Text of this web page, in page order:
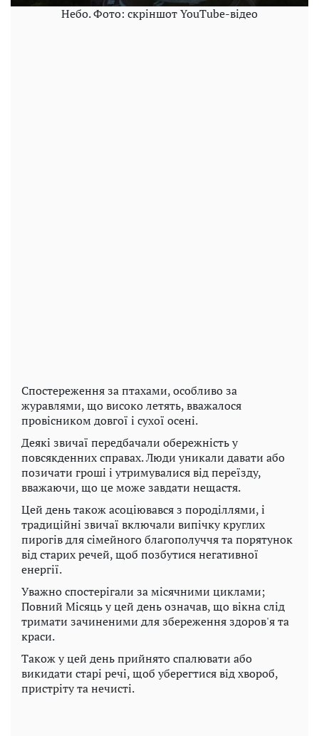
Небо. Фото: скріншот YouTube-відео
Спостереження за птахами, особливо за
журавлями, що високо летять, вважалося
провісником довгої і сухої осені.
Деякі звичаї передбачали обережність у
повсякденних справах. Люди уникали давати або
позичати гроші і утримувалися від переїзду,
вважаючи, що це може завдати нещастя.
Цей день також асоціювався з породіллями, і
традиційні звичаї включали випічку круглих
пирогів для сімейного благополуччя та порятунок
від старих речей, щоб позбутися негативної
енергії.
Уважно спостерігали за місячними циклами;
Повний Місяць у цей день означав, що вікна слід
тримати зачиненими для збереження здоров'я та
краси.
Також у цей день прийнято спалювати або
викидати старі речі, щоб уберегтися від хвороб,
пристріту та нечисті.